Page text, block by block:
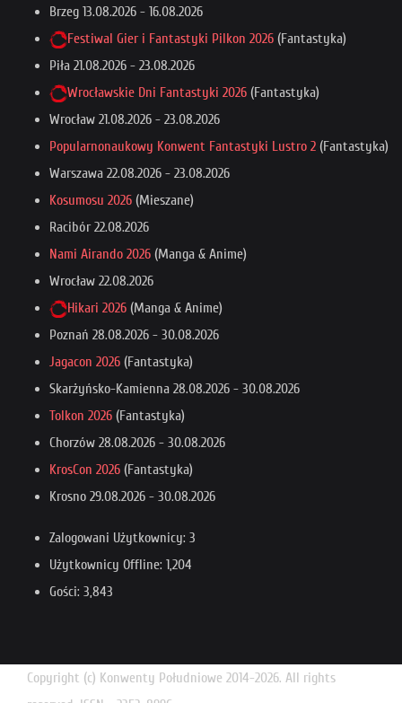
Brzeg 13.08.2026 - 16.08.2026
Festiwal Gier i Fantastyki Pilkon 2026 (Fantastyka)
Piła 21.08.2026 - 23.08.2026
Wrocławskie Dni Fantastyki 2026 (Fantastyka)
Wrocław 21.08.2026 - 23.08.2026
Popularnonaukowy Konwent Fantastyki Lustro 2 (Fantastyka)
Warszawa 22.08.2026 - 23.08.2026
Kosumosu 2026 (Mieszane)
Racibór22.08.2026
Nami Airando 2026 (Manga & Anime)
Wrocław 22.08.2026
Hikari 2026 (Manga & Anime)
Poznań 28.08.2026 - 30.08.2026
Jagacon 2026 (Fantastyka)
Skarżyńsko-Kamienna 28.08.2026 - 30.08.2026
Tolkon 2026 (Fantastyka)
Chorzów 28.08.2026 - 30.08.2026
KrosCon 2026 (Fantastyka)
Krosno 29.08.2026 - 30.08.2026
Zalogowani Użytkownicy: 3
Użytkownicy Offline: 1,204
Gości: 3,843
Copyright (c) Konwenty Południowe 2014-2026. All rights